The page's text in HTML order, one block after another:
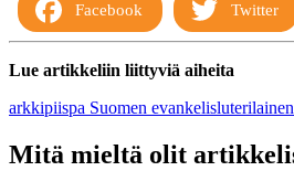
Facebook Twitter
Lue artikkeliin liittyviä aiheita
arkkipiispa Suomen
Mitä mieltä olit